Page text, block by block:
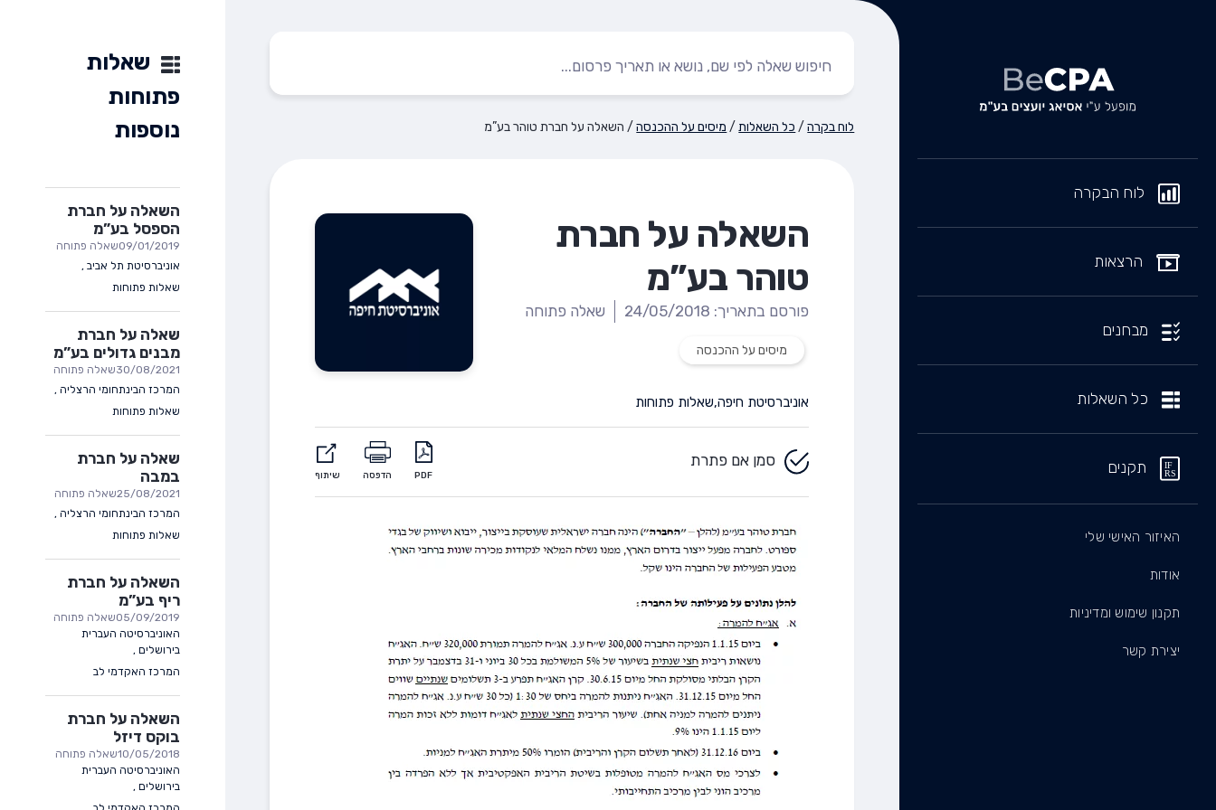
לוח הבקרה
הרצאות
מבחנים
כל השאלות
תקנים
האיזור האישי שלי
אודות
תקנון שימוש ומדיניות
יצירת קשר
לוח בקרה/ כל השאלות/ מיסים על ההכנסה/ השאלה על חברת טוהר בע”מ
השאלה על חברת
טוהר בע”מ
פורסם בתאריך: 24/05/2018 שאלה פתוחה
מיסים על ההכנסה
אוניברסיטת חיפה,שאלות פתוחות
סמן אם פתרת
PDF הדפסה שיתוף
שאלות
פתוחות
נוספות
השאלה על חברת
הספסל בע”מ
09/01/2019שאלה פתוחה
אוניברסיטת תל אביב ,
שאלות פתוחות
שאלה על חברת
מבנים גדולים בע”מ
30/08/2021שאלה פתוחה
המרכז הבינתחומי הרצליה ,
שאלות פתוחות
שאלה על חברת
במבה
25/08/2021שאלה פתוחה
המרכז הבינתחומי הרצליה ,
שאלות פתוחות
השאלה על חברת
ריף בע”מ
05/09/2019שאלה פתוחה
האוניברסיטה העברית
בירושלים ,
המרכז האקדמי לב
השאלה על חברת
בוקס דיזל
10/05/2018שאלה פתוחה
האוניברסיטה העברית
בירושלים ,